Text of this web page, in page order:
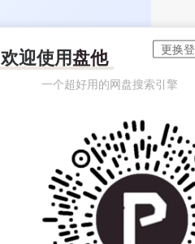
欢迎使用盘他
一个超好用的网盘搜索引擎